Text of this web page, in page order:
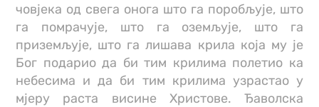
човјека од свега онога што га поробљује, што
га помрачује, што га оземљује, што га
приземљује, што га лишава крила која му је
Бог подарио да би тим крилима полетио ка
небесима и да би тим крилима узрастао у
мјеру раста висине Христове. Ђаволска